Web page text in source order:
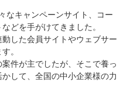
なキャンペーンサイト、コー
どを手がけてきました。
した会員サイトやウェブサー
。
件が主でしたが、そこで養っ
して、全国の中小企業様の力